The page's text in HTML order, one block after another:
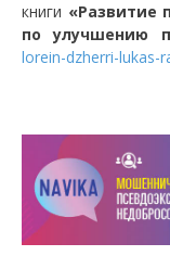
книги «Развитие
по улучшению
lorein-dzherri-lukas-